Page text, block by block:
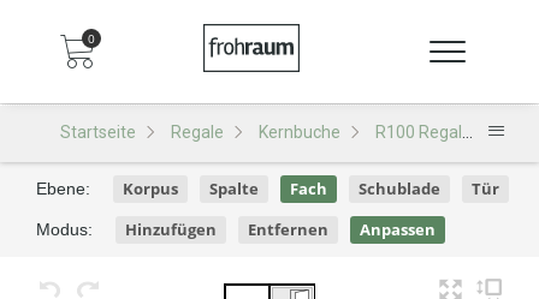
0
Startseite Regale Kernbuche R100 Regal
Ebene: Korpus Spalte Fach Schublade Tür
Modus: Hinzufügen Entfernen Anpassen